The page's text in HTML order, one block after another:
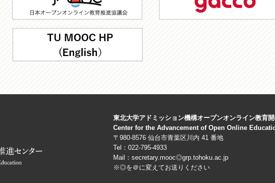
TU
MOOC
HP
東北大学アドミッション機構オープンオンライン教育
Center for the Advancement of Open Online
〒980-8576 仙台市青葉区川内 41 番地
Tel：022-795-4933
Mail：secretary.mooc◎grp.tohoku.ac.jp
※◎を＠に変えてお送りください